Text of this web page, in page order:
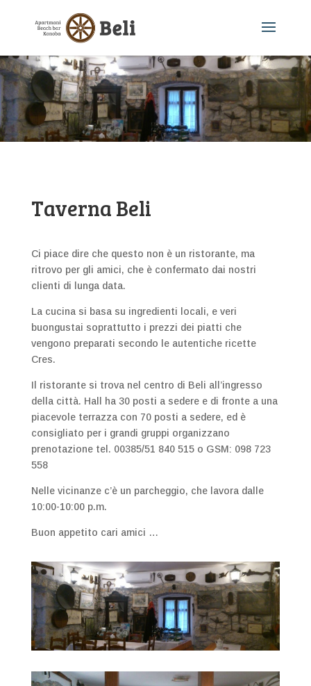
Taverna Beli
Ci piace dire che questo non è un ristorante, ma
ritrovo per gli amici, che è confermato dai nostri
clienti di lunga data.
La cucina si basa su ingredienti locali, e veri
buongustai soprattutto i prezzi dei piatti che
vengono preparati secondo le autentiche ricette
Cres.
Il ristorante si trova nel centro di Beli all’ingresso
della città. Hall ha 30 posti a sedere e di fronte a una
piacevole terrazza con 70 posti a sedere, ed è
consigliato per i grandi gruppi organizzano
prenotazione tel. 00385/51 840 515 o GSM: 098 723
558
Nelle vicinanze c’è un parcheggio, che lavora dalle
10:00-10:00 p.m.
Buon appetito cari amici …